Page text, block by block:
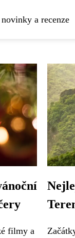
a recenze
filmy a